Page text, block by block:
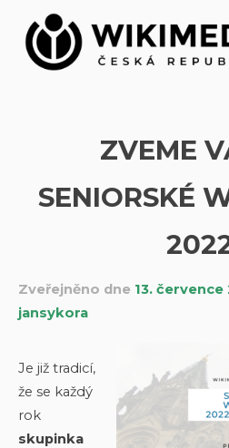
Přeskočit
obsah
ZVEME
SENIORSKÉ
Zveřejněno dne 13. července
jansykora
Je již tradicí,
že se každý
rok
skupinka